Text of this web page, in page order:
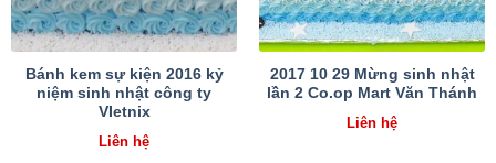
Bánh kem sự kiện 2016 kỷ
niệm sinh nhật công ty
VIetnix
Liên hệ
2017 10 29 Mừng sinh nhật
lần 2 Co.op Mart Văn Thánh
Liên hệ